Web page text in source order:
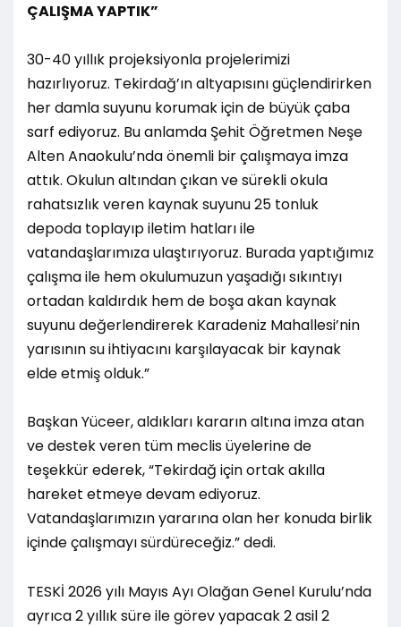
ÇALIŞMA YAPTIK”
30-40 yıllık projeksiyonla projelerimizi
hazırlıyoruz. Tekirdağ’ın altyapısını güçlendirirken
her damla suyunu korumak için de büyük çaba
sarf ediyoruz. Bu anlamda Şehit Öğretmen Neşe
Alten Anaokulu’nda önemli bir çalışmaya imza
attık. Okulun altından çıkan ve sürekli okula
rahatsızlık veren kaynak suyunu 25 tonluk
depoda toplayıp iletim hatları ile
vatandaşlarımıza ulaştırıyoruz. Burada yaptığımız
çalışma ile hem okulumuzun yaşadığı sıkıntıyı
ortadan kaldırdık hem de boşa akan kaynak
suyunu değerlendirerek Karadeniz Mahallesi’nin
yarısının su ihtiyacını karşılayacak bir kaynak
elde etmiş olduk.”
Başkan Yüceer, aldıkları kararın altına imza atan
ve destek veren tüm meclis üyelerine de
teşekkür ederek, “Tekirdağ için ortak akılla
hareket etmeye devam ediyoruz.
Vatandaşlarımızın yararına olan her konuda birlik
içinde çalışmayı sürdüreceğiz.” dedi.
TESKİ 2026 yılı Mayıs Ayı Olağan Genel Kurulu’nda
ayrıca 2 yıllık süre ile görev yapacak 2 asil 2